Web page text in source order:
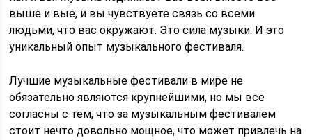
выше и вые, и вы чувствуете связь со всеми
людьми, что вас окружают. Это сила музыки. И это
уникальный опыт музыкального фестиваля.
Лучшие музыкальные фестивали в мире не
обязательно являются крупнейшими, но мы все
согласны с тем, что за музыкальным фестивалем
стоит нечто довольно мощное, что может привлечь на